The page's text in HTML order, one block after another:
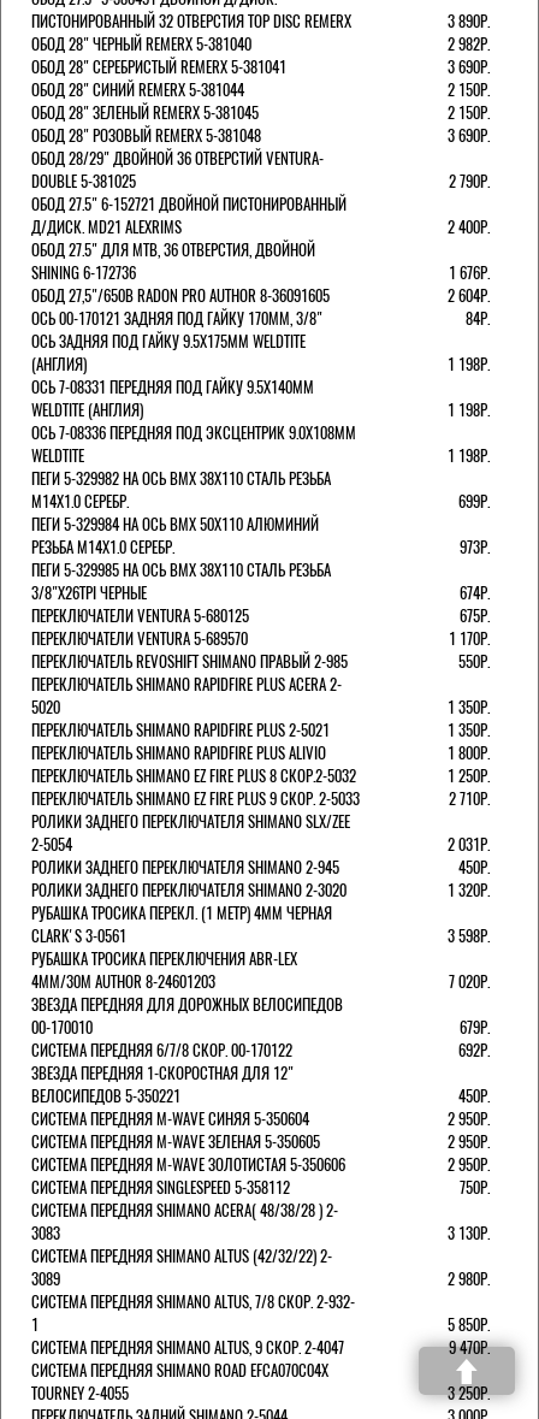
ПИСТОНИРОВАННЫЙ 32 ОТВЕРСТИЯ TOP DISC REMERX
3 890Р.
ОБОД 28" ЧЕРНЫЙ REMERX 5-381040
2 982Р.
ОБОД 28" СЕРЕБРИСТЫЙ REMERX 5-381041
3 690Р.
ОБОД 28" СИНИЙ REMERX 5-381044
2 150Р.
ОБОД 28" ЗЕЛЕНЫЙ REMERX 5-381045
2 150Р.
ОБОД 28" РОЗОВЫЙ REMERX 5-381048
3 690Р.
ОБОД 28/29" ДВОЙНОЙ 36 ОТВЕРСТИЙ VENTURA-
DOUBLE 5-381025
2 790Р.
ОБОД 27.5" 6-152721 ДВОЙНОЙ ПИСТОНИРОВАННЫЙ
Д/ДИСК. MD21 ALEXRIMS
2 400Р.
ОБОД 27.5" ДЛЯ MTB, 36 ОТВЕРСТИЯ, ДВОЙНОЙ
SHINING 6-172736
1 676Р.
ОБОД 27,5"/650B RADON PRO AUTHOR 8-36091605
2 604Р.
ОСЬ 00-170121 ЗАДНЯЯ ПОД ГАЙКУ 170MM, 3/8"
84Р.
ОСЬ ЗАДНЯЯ ПОД ГАЙКУ 9.5Х175ММ WELDTITE
(АНГЛИЯ)
1 198Р.
ОСЬ 7-08331 ПЕРЕДНЯЯ ПОД ГАЙКУ 9.5Х140ММ
WELDTITE (АНГЛИЯ)
1 198Р.
ОСЬ 7-08336 ПЕРЕДНЯЯ ПОД ЭКСЦЕНТРИК 9.0Х108ММ
WELDTITE
1 198Р.
ПЕГИ 5-329982 НА ОСЬ BMX 38Х110 СТАЛЬ РЕЗЬБА
М14Х1.0 СЕРЕБР.
699Р.
ПЕГИ 5-329984 НА ОСЬ BMX 50Х110 АЛЮМИНИЙ
РЕЗЬБА М14Х1.0 СЕРЕБР.
973Р.
ПЕГИ 5-329985 НА ОСЬ BMX 38Х110 СТАЛЬ РЕЗЬБА
3/8"Х26TPI ЧЕРНЫЕ
674Р.
ПЕРЕКЛЮЧАТЕЛИ VENTURA 5-680125
675Р.
ПЕРЕКЛЮЧАТЕЛИ VENTURA 5-689570
1 170Р.
ПЕРЕКЛЮЧАТЕЛЬ REVOSHIFT SHIMANO ПРАВЫЙ 2-985
550Р.
ПЕРЕКЛЮЧАТЕЛЬ SHIMANO RAPIDFIRE PLUS ACERA 2-
5020
1 350Р.
ПЕРЕКЛЮЧАТЕЛЬ SHIMANO RAPIDFIRE PLUS 2-5021
1 350Р.
ПЕРЕКЛЮЧАТЕЛЬ SHIMANO RAPIDFIRE PLUS ALIVIO
1 800Р.
ПЕРЕКЛЮЧАТЕЛЬ SHIMANO EZ FIRE PLUS 8 СКОР.2-5032
1 250Р.
ПЕРЕКЛЮЧАТЕЛЬ SHIMANO EZ FIRE PLUS 9 СКОР. 2-5033
2 710Р.
РОЛИКИ ЗАДНЕГО ПЕРЕКЛЮЧАТЕЛЯ SHIMANO SLX/ZEE
2-5054
2 031Р.
РОЛИКИ ЗАДНЕГО ПЕРЕКЛЮЧАТЕЛЯ SHIMANO 2-945
450Р.
РОЛИКИ ЗАДНЕГО ПЕРЕКЛЮЧАТЕЛЯ SHIMANO 2-3020
1 320Р.
РУБАШКА ТРОСИКА ПЕРЕКЛ. (1 МЕТР) 4ММ ЧЕРНАЯ
СLARK'S 3-0561
3 598Р.
РУБАШКА ТРОСИКА ПЕРЕКЛЮЧЕНИЯ ABR-LEX
4MM/30M AUTHOR 8-24601203
7 020Р.
ЗВЕЗДА ПЕРЕДНЯЯ ДЛЯ ДОРОЖНЫХ ВЕЛОСИПЕДОВ
00-170010
679Р.
СИСТЕМА ПЕРЕДНЯЯ 6/7/8 СКОР. 00-170122
692Р.
ЗВЕЗДА ПЕРЕДНЯЯ 1-СКОРОСТНАЯ ДЛЯ 12"
ВЕЛОСИПЕДОВ 5-350221
450Р.
СИСТЕМА ПЕРЕДНЯЯ M-WAVE СИНЯЯ 5-350604
2 950Р.
СИСТЕМА ПЕРЕДНЯЯ M-WAVE ЗЕЛЕНАЯ 5-350605
2 950Р.
СИСТЕМА ПЕРЕДНЯЯ M-WAVE ЗОЛОТИСТАЯ 5-350606
2 950Р.
СИСТЕМА ПЕРЕДНЯЯ SINGLESPEED 5-358112
750Р.
СИСТЕМА ПЕРЕДНЯЯ SHIMANO ACERA( 48/38/28 ) 2-
3083
3 130Р.
СИСТЕМА ПЕРЕДНЯЯ SHIMANO ALTUS (42/32/22) 2-
3089
2 980Р.
СИСТЕМА ПЕРЕДНЯЯ SHIMANO ALTUS, 7/8 СКОР. 2-932-
1
5 850Р.
СИСТЕМА ПЕРЕДНЯЯ SHIMANO ALTUS, 9 СКОР. 2-4047
9 470Р.
СИСТЕМА ПЕРЕДНЯЯ SHIMANO ROAD EFCA070C04X
TOURNEY 2-4055
3 250Р.